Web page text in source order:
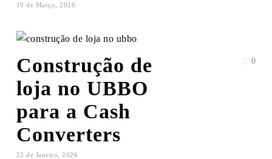
10 de Março, 2026
Construção de
loja no UBBO
para a Cash
Converters
22 de Janeiro, 2026
0